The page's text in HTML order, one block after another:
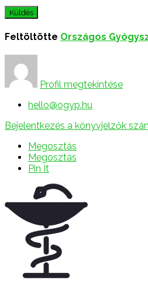
Feltöltötte Országos
Profil megtekintése
hello@ogyp.hu
Bejelentkezés a könyvjelzők
Megosztás
Megosztás
Pin It